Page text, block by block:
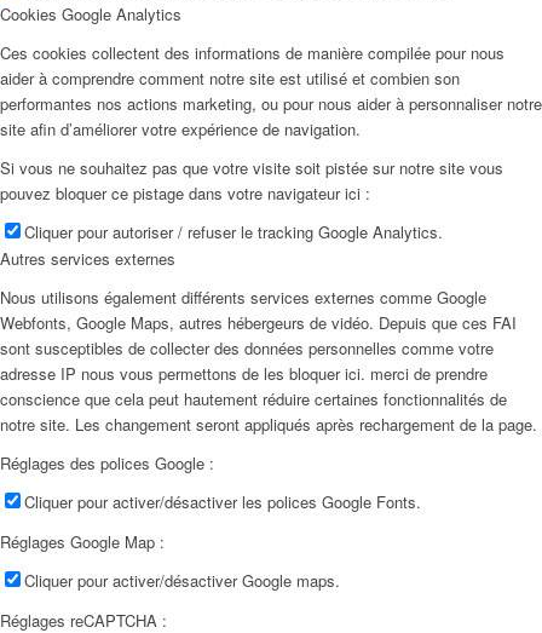
Cookies Google Analytics
Ces cookies collectent des informations de manière compilée pour nous
aider à comprendre comment notre site est utilisé et combien son
performantes nos actions marketing, ou pour nous aider à personnaliser notre
site afin d’améliorer votre expérience de navigation.
Si vous ne souhaitez pas que votre visite soit pistée sur notre site vous
pouvez bloquer ce pistage dans votre navigateur ici :
Cliquer pour autoriser / refuser le tracking Google Analytics.
Autres services externes
Nous utilisons également différents services externes comme Google
Webfonts, Google Maps, autres hébergeurs de vidéo. Depuis que ces FAI
sont susceptibles de collecter des données personnelles comme votre
adresse IP nous vous permettons de les bloquer ici. merci de prendre
conscience que cela peut hautement réduire certaines fonctionnalités de
notre site. Les changement seront appliqués après rechargement de la page.
Réglages des polices Google :
Cliquer pour activer/désactiver les polices Google Fonts.
Réglages Google Map :
Cliquer pour activer/désactiver Google maps.
Réglages reCAPTCHA :